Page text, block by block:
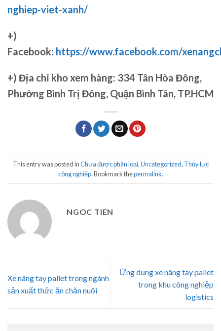
nghiep-viet-xanh/
+)
Facebook: https://www.facebook.com/
+) Địa chỉ kho xem hàng: 334 Tân Hòa Đông,
Phường Bình Trị Đông, Quận Bình Tân, TP.HCM
This entry was posted inChưa được phân loại,Uncategorized, Thủy lực
công nghiệp. Bookmark thepermalink.
NGOC TIEN
Xe nâng tay pallet trong ngành
sản xuất thức ăn chăn nuôi
Ứng dụng xe nâng tay pallet
trong khu công nghiệp
logistics